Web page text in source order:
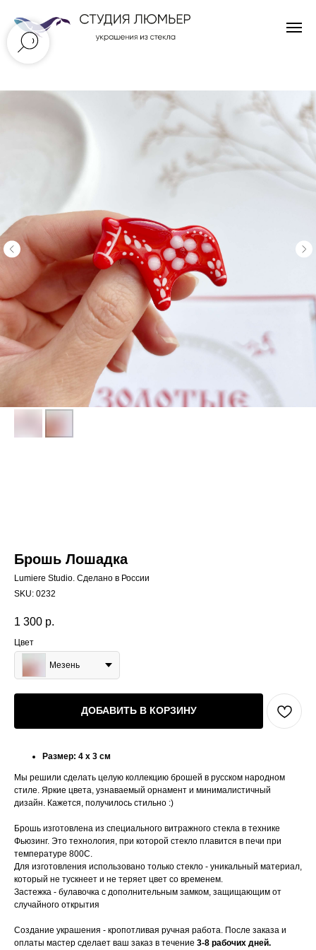
Брошь Лошадка
Lumiere Studio. Сделано в России
SKU: 0232
1 300 р.
Цвет
Мезень
ДОБАВИТЬ В КОРЗИНУ
Размер: 4 х 3 см
Мы решили сделать целую коллекцию брошей в русском народном
стиле. Яркие цвета, узнаваемый орнамент и минималистичный
дизайн. Кажется, получилось стильно :)
Брошь изготовлена из специального витражного стекла в технике
Фьюзинг. Это технология, при которой стекло плавится в печи при
температуре 800С.
Для изготовления использовано только стекло - уникальный материал,
который не тускнеет и не теряет цвет со временем.
Застежка - булавочка с дополнительным замком, защищающим от
случайного открытия
Создание украшения - кропотливая ручная работа. После заказа и
оплаты мастер сделает ваш заказ в течение 3-8 рабочих дней.